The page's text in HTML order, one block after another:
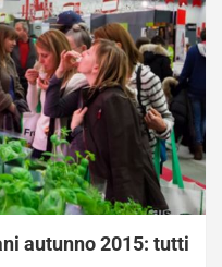
autunno 2015: tutti